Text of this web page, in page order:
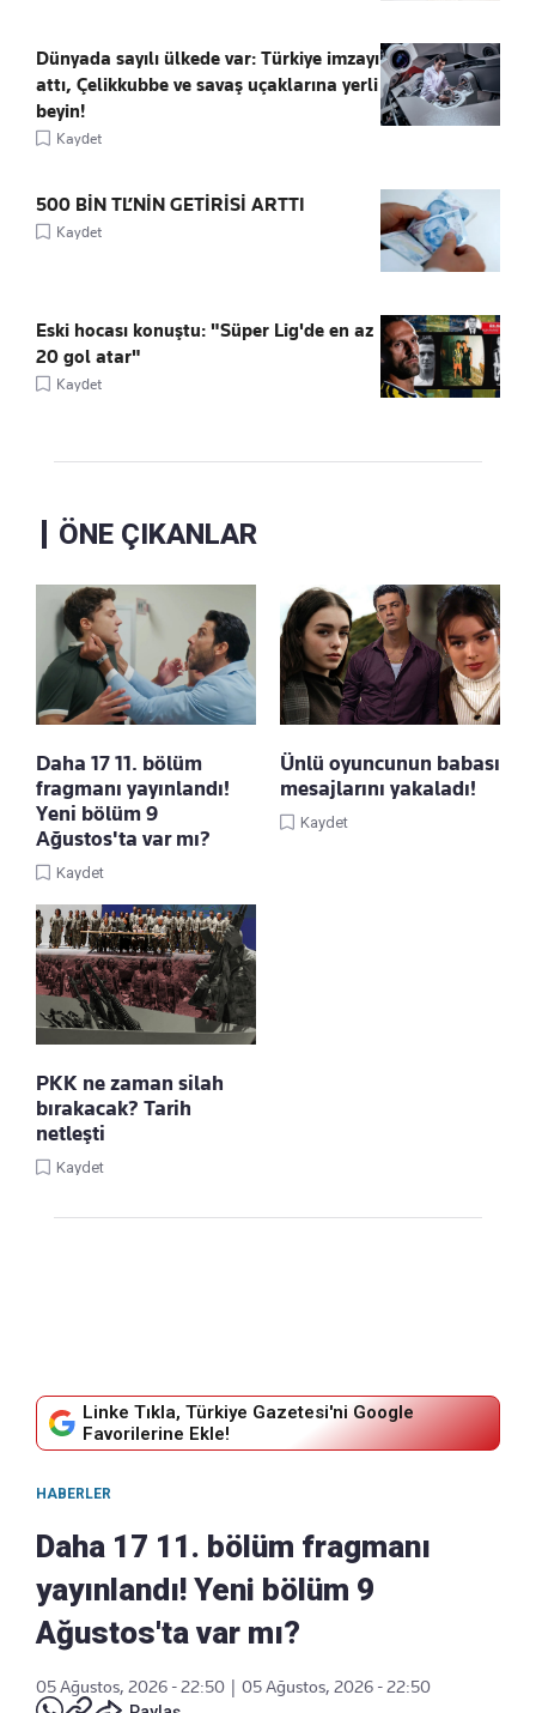
Dünyada sayılı ülkede var: Türkiye imzayı
attı, Çelikkubbe ve savaş uçaklarına yerli
beyin!
Kaydet
500 BİN TL’NİN GETİRİSİ ARTTI
Kaydet
Eski hocası konuştu: "Süper Lig'de en az
20 gol atar"
Kaydet
ÖNE ÇIKANLAR
Daha 17 11. bölüm
fragmanı yayınlandı!
Yeni bölüm 9
Ağustos'ta var mı?
Kaydet
Ünlü oyuncunun babası
mesajlarını yakaladı!
Kaydet
PKK ne zaman silah
bırakacak? Tarih
netleşti
Kaydet
Linke Tıkla, Türkiye Gazetesi'ni Google
Favorilerine Ekle!
HABERLER
Daha 17 11. bölüm fragmanı
yayınlandı! Yeni bölüm 9
Ağustos'ta var mı?
05 Ağustos, 2026 - 22:50
05 Ağustos, 2026 - 22:50